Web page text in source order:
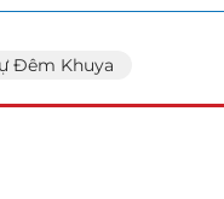
Đêm Khuya